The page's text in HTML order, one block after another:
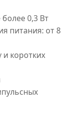
0,3 Вт
питания: от 8
и коротких